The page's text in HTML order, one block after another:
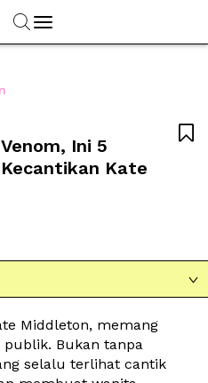
Ini 5
Kate


Middleton, memang
Bukan tanpa
selalu terlihat cantik